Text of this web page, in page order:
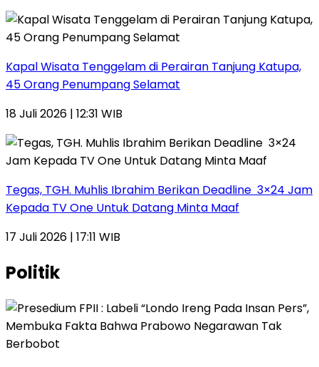
Kapal Wisata Tenggelam di Perairan Tanjung Katupa,
45 Orang Penumpang Selamat
18 Juli 2026 | 12:31 WIB
Tegas, TGH. Muhlis Ibrahim Berikan Deadline 3×24 Jam
Kepada TV One Untuk Datang Minta Maaf
17 Juli 2026 | 17:11 WIB
Politik